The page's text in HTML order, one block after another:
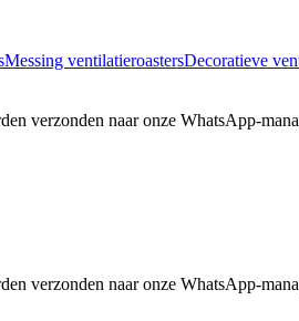
Messing ventilatieroastersDecoratieve
verzonden naar onze WhatsApp-
verzonden naar onze WhatsApp-